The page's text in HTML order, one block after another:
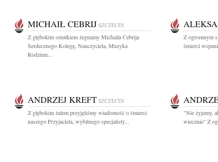
MICHAIŁ CEBRIJ SZCZECIN
Z głębokim smutkiem żegnamy Michaiła Cebrija
Serdecznego Kolegę, Nauczyciela, Muzyka
Rodzinie...
Z ogromnym
śmierci
ANDRZEJ KREFT SZCZECIN
Z głębokim żalem przyjęliśmy wiadomość o śmierci
naszego Przyjaciela, wybitnego specjalisty...
"Nie żyjemy,
wiecznie" Z